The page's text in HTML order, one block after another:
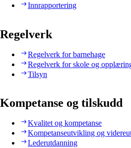
Innrapportering
Regelverk
Regelverk for barnehage
Regelverk for skole og
Tilsyn
Kompetanse og tilskudd
Kvalitet og kompetanse
Kompetanseutvikling og
Lederutdanning